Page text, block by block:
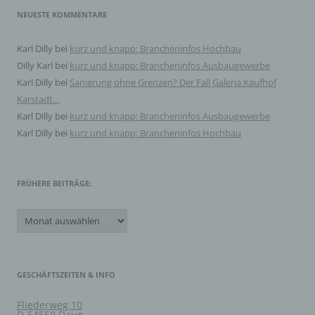
NEUESTE KOMMENTARE
Karl Dilly bei kurz und knapp: Brancheninfos Hochbau
Dilly Karl bei kurz und knapp: Brancheninfos Ausbaugewerbe
Karl Dilly bei Sanierung ohne Grenzen? Der Fall Galeria Kaufhof
Karstadt…
Karl Dilly bei kurz und knapp: Brancheninfos Ausbaugewerbe
Karl Dilly bei kurz und knapp: Brancheninfos Hochbau
FRÜHERE BEITRÄGE:
Beiträge:
GESCHÄFTSZEITEN & INFO
Fliederweg 10
Einschränkung der Verarbeitung ist die Markierung
gespeicherter personenbezogener Daten mit dem Ziel,
ihre künftige Verarbeitung einzuschränken.
e) Profiling
bestimmte persönliche Aspekte, die sich auf eine
Lage, Gesundheit, persönlicher Vorlieben, Interessen,